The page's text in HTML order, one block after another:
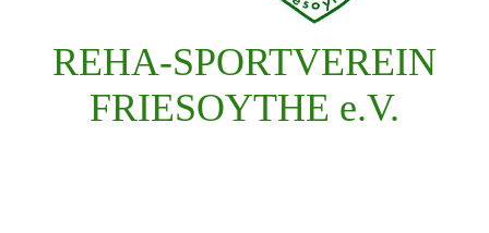
REHA-SPORTVEREIN
FRIESOYTHE e.V.